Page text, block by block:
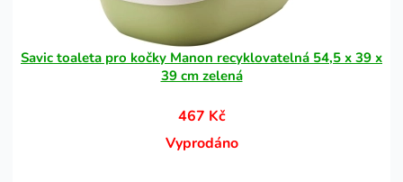
Savic toaleta pro kočky Manon recyklovatelná 54,5 x 39 x
39 cm zelená
467 Kč
Vyprodáno